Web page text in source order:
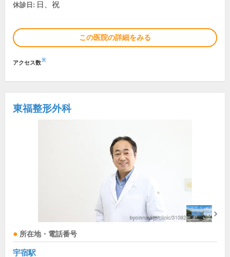
休診日: 日、祝
この医院の詳細をみる
アクセス数※
東福整形外科
所在地・電話番号
宇宿駅